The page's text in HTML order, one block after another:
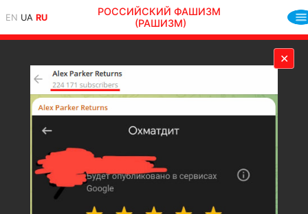
EN UA RU
РОССИЙСКИЙ ФАШИЗМ
(РАШИЗМ)
✕